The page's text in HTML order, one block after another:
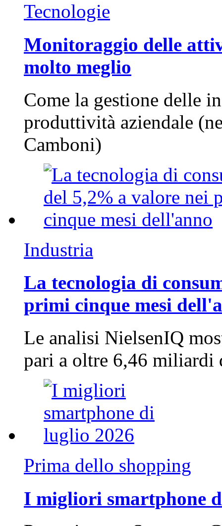
Tecnologie
Monitoraggio delle
molto meglio
Come la gestione delle
produttività aziendale
Camboni)
Industria
La tecnologia di
primi cinque mesi
Le analisi NielsenIQ
pari a oltre 6,46
Prima dello shopping
I migliori smartphone